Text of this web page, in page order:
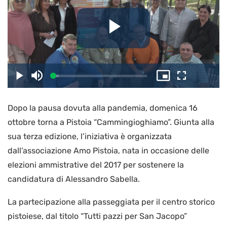
il
video
PlayDisattiva
l’audio
Caricato:
5.77%
Picture-
in-
Schermo
intero
Dopo la pausa dovuta alla pandemia, domenica 16
ottobre torna a Pistoia “Cammingioghiamo”. Giunta alla
sua terza edizione, l’iniziativa è organizzata
dall’associazione Amo Pistoia, nata in occasione delle
elezioni ammistrative del 2017 per sostenere la
candidatura di Alessandro Sabella.
La partecipazione alla passeggiata per il centro storico
pistoiese, dal titolo “Tutti pazzi per San Jacopo”